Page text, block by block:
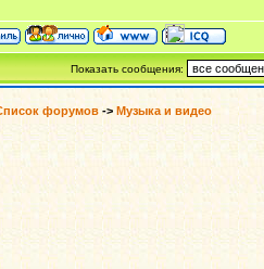
Показать сообщения:
форумов -> Музыка и видео